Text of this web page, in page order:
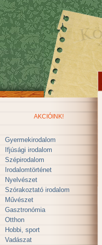
AKCIÓINK!
Gyermekirodalom
Ifjúsági irodalom
Szépirodalom
Irodalomtörténet
Nyelvészet
Szórakoztató irodalom
Művészet
Gasztronómia
Otthon
Hobbi, sport
Vadászat